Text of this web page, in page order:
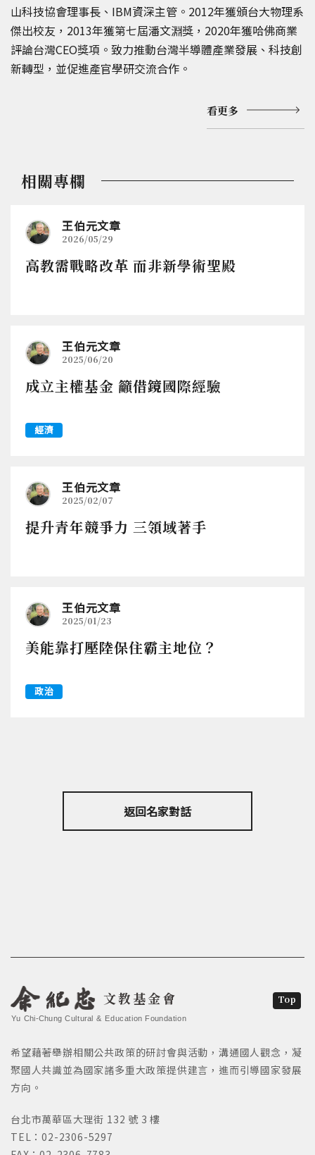
山科技協會理事長、IBM資深主管。2012年獲頒台大物理系
傑出校友，2013年獲第七屆潘文淵獎，2020年獲哈佛商業
評論台灣CEO獎項。致力推動台灣半導體產業發展、科技創
新轉型，並促進產官學研交流合作。
看更多
相關專欄
王伯元文章
2026/05/29
高教需戰略改革 而非新學術聖殿
王伯元文章
2025/06/20
成立主權基金 籲借鏡國際經驗
經濟
王伯元文章
2025/02/07
提升青年競爭力 三領域著手
王伯元文章
2025/01/23
美能靠打壓陸保住霸主地位？
政治
返回名家對話
文教基金會
Yu Chi-Chung Cultural & Education Foundation
希望藉著舉辦相關公共政策的研討會與活動，溝通國人觀念，凝
聚國人共識並為國家諸多重大政策提供建言，進而引導國家發展
方向。
台北市萬華區大理街 132 號 3 樓
TEL：02-2306-5297
Top